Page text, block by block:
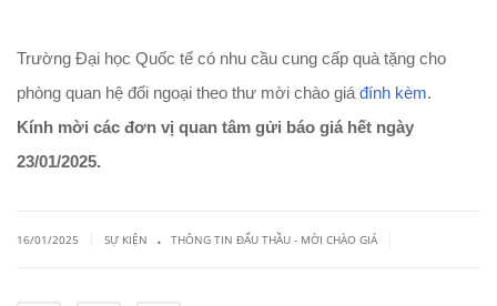
Trường Đại học Quốc tế có nhu cầu cung cấp quà tặng cho
phòng quan hệ đối ngoại theo thư mời chào giá đính kèm.
Kính mời các đơn vị quan tâm gửi báo giá hết ngày
23/01/2025.
16/01/2025 SỰ KIỆN . THÔNG TIN ĐẤU THẦU - MỜI CHÀO GIÁ